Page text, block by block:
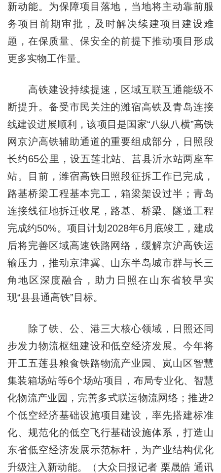
新动能。为保障项目落地，当地将主动靠前服
务项目前期审批，及时解决续建项目建设难
题，在保质量、保安全的前提下推动项目形成
更多实物工作量。
高铁建设持续提速，区域互联互通能级不
断提升。备受市民关注的潍宿高铁及青岛连接
线建设进展顺利，该项目是国家“八纵八横”高铁
网京沪高铁辅助通道的重要组成部分，日照段
长约65公里，设五莲北站、莒县沂水站两座车
站。目前，潍宿高铁日照段征拆工作已完成，
路基桥梁工程基本完工，箱梁架设过半；青岛
连接线征地拆迁收尾，路基、桥梁、隧道工程
完成约50%。项目计划2028年6月底竣工，建成
后将完善区域高速铁路网络，缓解京沪高铁运
输压力，推动京津冀、山东半岛城市群与长三
角地区深度融合，助力日照在山东省较早实
现“县县通高铁”目标。
除了铁、公、港三大核心领域，日照还同
步发力物流枢纽建设和低空经济发展。今年将
开工五莲县粮食铁路物流产业园、岚山区智慧
集装箱场站等6个场站项目，布局专业化、智慧
化物流产业园，完善多式联运物流网络；推进2
个低空经济基础设施项目建设，率先搭建标准
化、规范化的低空飞行基础设施体系，打造山
东省低空经济发展示范标杆，为产业结构优化
升级注入新动能。（大众日报记者 栗晟皓 通讯